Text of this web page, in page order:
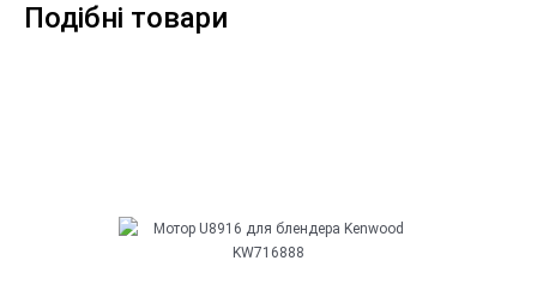
Подібні товари